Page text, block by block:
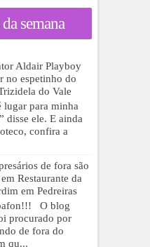
semana
Aldair Playboy
no espetinho do
do Vale
lugar para minha
disse ele. E ainda
confira a
de fora são
Restaurante da
em Pedreiras
O blog
procurado por
de fora do
qu...